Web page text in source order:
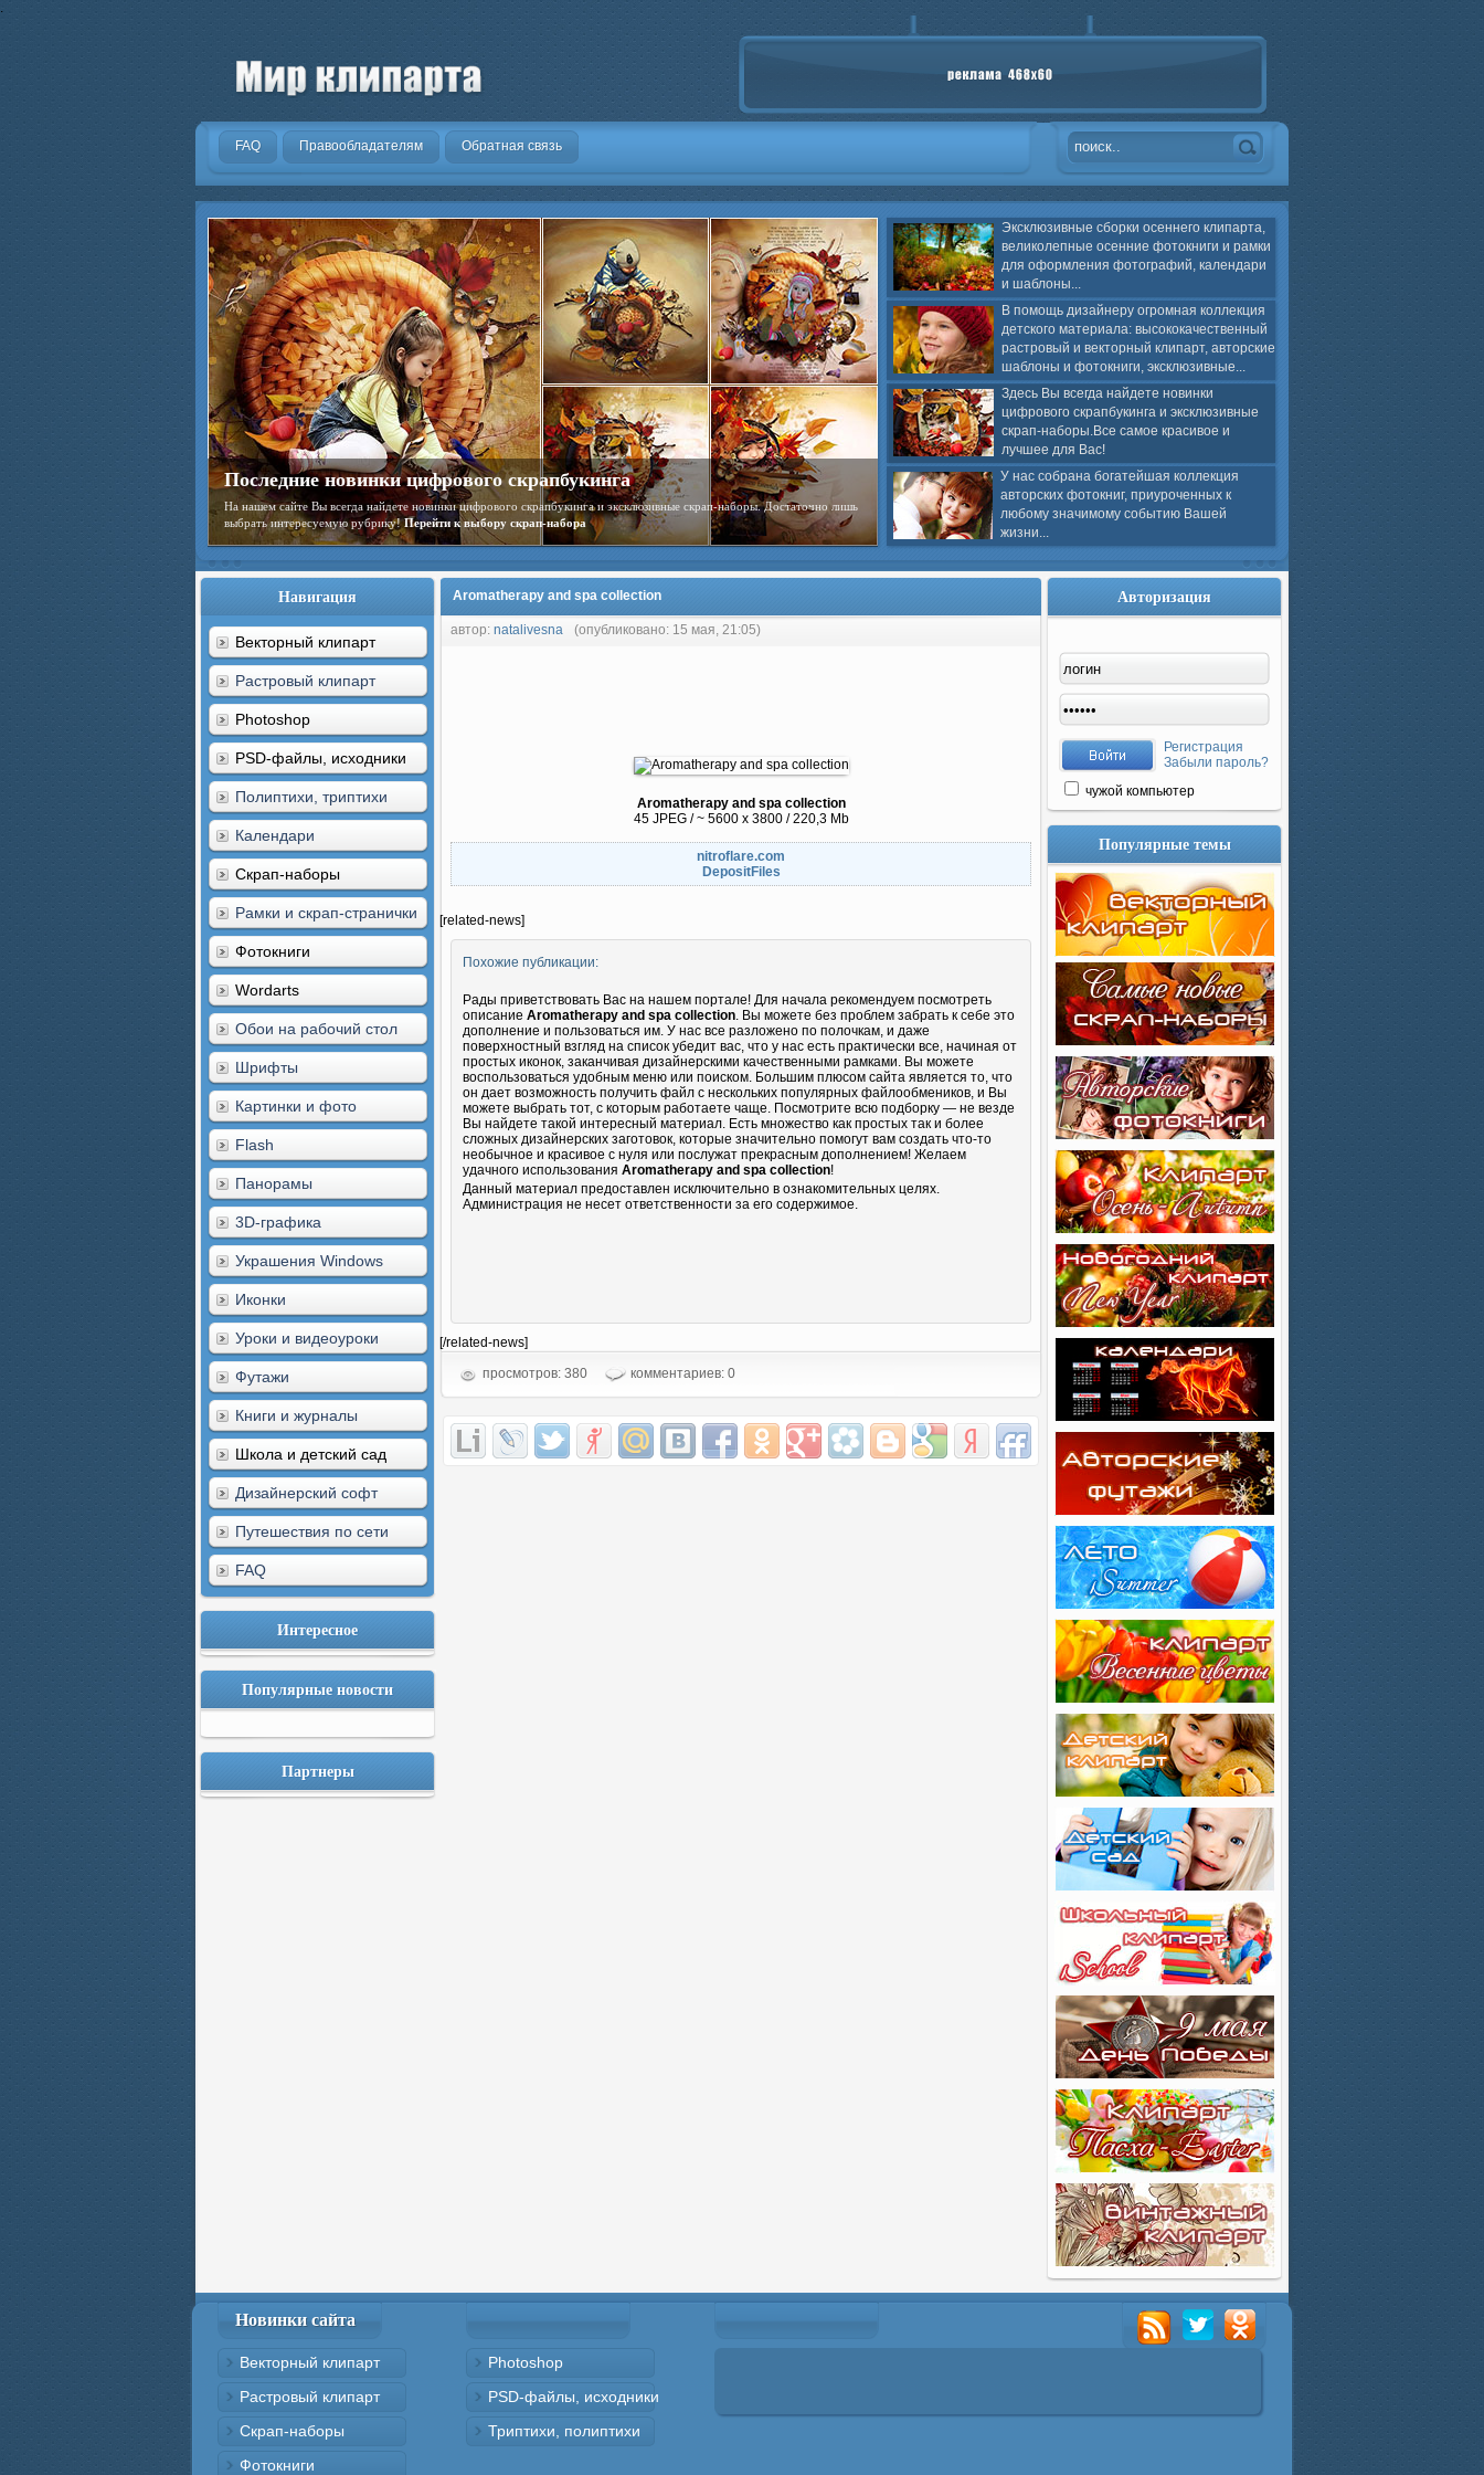
.
FAQ Правообладателям Обратная связь
Эксклюзивные сборки осеннего клипарта,
великолепные осенние фотокниги и рамки
для оформления фотографий, календари
и шаблоны...
В помощь дизайнеру огромная коллекция
детского материала: высококачественный
растровый и векторный клипарт, авторские
шаблоны и фотокниги, эксклюзивные...
Здесь Вы всегда найдете новинки
цифрового скрапбукинга и эксклюзивные
скрап-наборы.Все самое красивое и
лучшее для Вас!
У нас собрана богатейшая коллекция
авторских фотокниг, приуроченных к
любому значимому событию Вашей
жизни...
Последние новинки цифрового скрапбукинга
На нашем сайте Вы всегда найдете новинки цифрового скрапбукинга и эксклюзивные скрап-наборы. Достаточно лишь
выбрать интересуемую рубрику!Перейти к выбору скрап-набора
Навигация
Векторный клипарт
Растровый клипарт
Photoshop
PSD-файлы, исходники
Полиптихи, триптихи
Календари
Скрап-наборы
Рамки и скрап-странички
Фотокниги
Wordarts
Обои на рабочий стол
Шрифты
Картинки и фото
Flash
Панорамы
3D-графика
Украшения Windows
Иконки
Уроки и видеоуроки
Футажи
Книги и журналы
Школа и детский сад
Дизайнерский софт
Путешествия по сети
FAQ
Интересное
Популярные новости
Партнеры
Aromatherapy and spa collection
автор: natalivesna (опубликовано: 15 мая, 21:05)
Aromatherapy and spa collection
45 JPEG / ~ 5600 x 3800 / 220,3 Mb
nitroflare.com
DepositFiles
[related-news]
Похожие публикации:
Рады приветствовать Вас на нашем портале! Для начала рекомендуем посмотреть
описание Aromatherapy and spa collection. Вы можете без проблем забрать к себе это
дополнение и пользоваться им. У нас все разложено по полочкам, и даже
поверхностный взгляд на список убедит вас, что у нас есть практически все, начиная от
простых иконок, заканчивая дизайнерскими качественными рамками. Вы можете
воспользоваться удобным меню или поиском. Большим плюсом сайта является то, что
он дает возможность получить файл с нескольких популярных файлообмеников, и Вы
можете выбрать тот, с которым работаете чаще. Посмотрите всю подборку — не везде
Вы найдете такой интересный материал. Есть множество как простых так и более
сложных дизайнерских заготовок, которые значительно помогут вам создать что-то
необычное и красивое с нуля или послужат прекрасным дополнением! Желаем
удачного использования Aromatherapy and spa collection!
Данный материал предоставлен исключительно в ознакомительных целях.
Администрация не несет ответственности за его содержимое.
[/related-news]
просмотров: 380
комментариев: 0
Авторизация
Регистрация
Забыли пароль?
чужой компьютер
Популярные темы
Новинки сайта
Векторный клипарт
Растровый клипарт
Скрап-наборы
Фотокниги
Photoshop
PSD-файлы, исходники
Триптихи, полиптихи